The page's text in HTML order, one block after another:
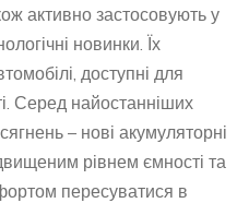
активно застосовують у
новинки. Їх
доступні для
Серед найостанніших
– нові акумуляторні
рівнем ємності та
пересуватися в